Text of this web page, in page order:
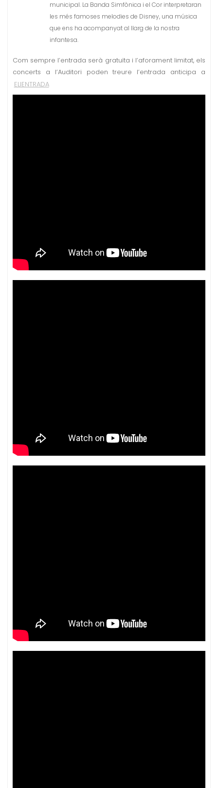
municipal. La Banda Simfònica i el Cor interpretaran
les més famoses melodies de Disney, una música
que ens ha acompanyat al llarg de la nostra
infantesa.
Com sempre l’entrada serà gratuïta i l’aforament limitat, els
concerts a l’Auditori poden treure l’entrada anticipa a
ELIENTRADA